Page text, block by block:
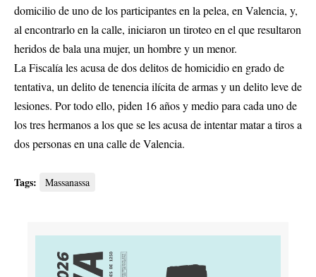
domicilio de uno de los participantes en la pelea, en Valencia, y,
al encontrarlo en la calle, iniciaron un tiroteo en el que resultaron
heridos de bala una mujer, un hombre y un menor.
La Fiscalía les acusa de dos delitos de homicidio en grado de
tentativa, un delito de tenencia ilícita de armas y un delito leve de
lesiones. Por todo ello, piden 16 años y medio para cada uno de
los tres hermanos a los que se les acusa de intentar matar a tiros a
dos personas en una calle de Valencia.
Tags: Massanassa